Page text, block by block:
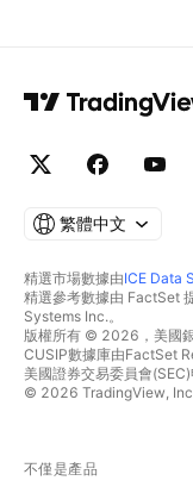
繁體中文
精選市場數據由ICE Data
精選參考數據由 FactSet
Systems Inc.。
版權所有 © 2026，美國
CUSIP數據庫由FactSet
美國證券交易委員會
© 2026 TradingView, Inc.
不僅是產品